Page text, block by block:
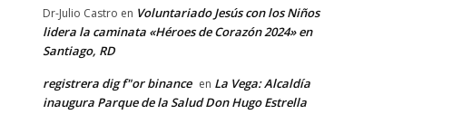
Dr-Julio Castro en Voluntariado Jesús con los Niños
lidera la caminata «Héroes de Corazón 2024» en
Santiago, RD
registrera dig f"or binance en La Vega: Alcaldía
inaugura Parque de la Salud Don Hugo Estrella